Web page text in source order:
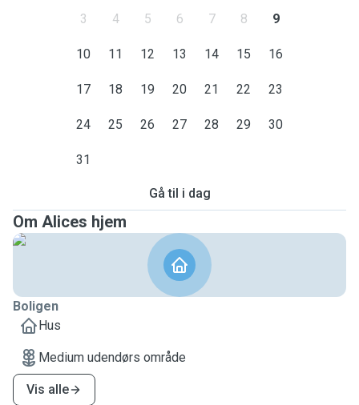
3 4 5 6 7 8 9
10 11 12 13 14 15 16
17 18 19 20 21 22 23
24 25 26 27 28 29 30
31
Gå til i dag
Om Alices hjem
Boligen
Hus
Medium udendørs område
Vis alle